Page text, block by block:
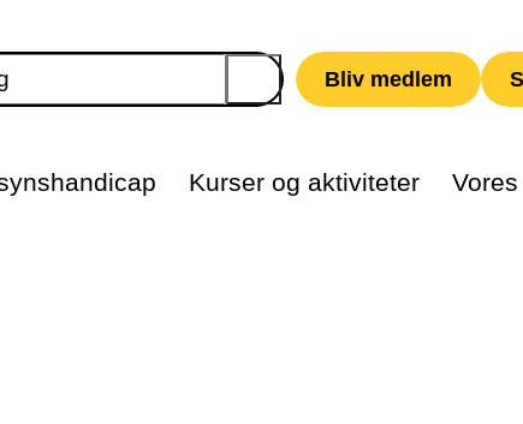
Bliv medlem
Kurser og aktiviteter